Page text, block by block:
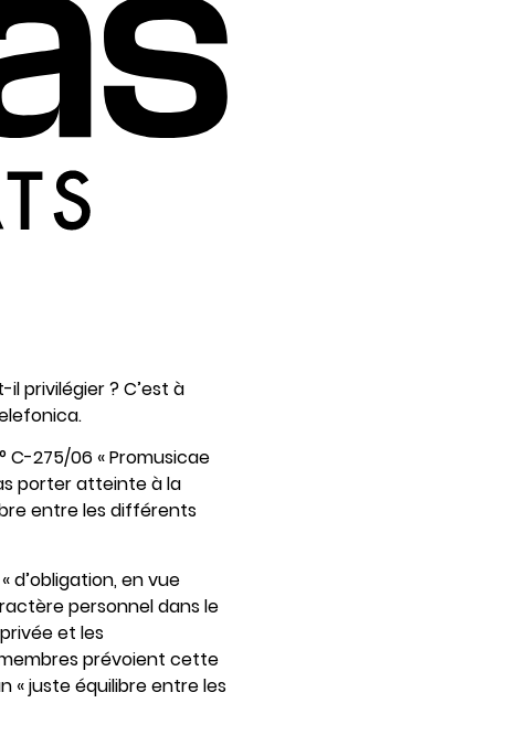
privilégier ? C’est à
C-275/06 « Promusicae
porter atteinte à la
entre les différents
d’obligation, en vue
personnel dans le
et les
prévoient cette
« juste équilibre entre les